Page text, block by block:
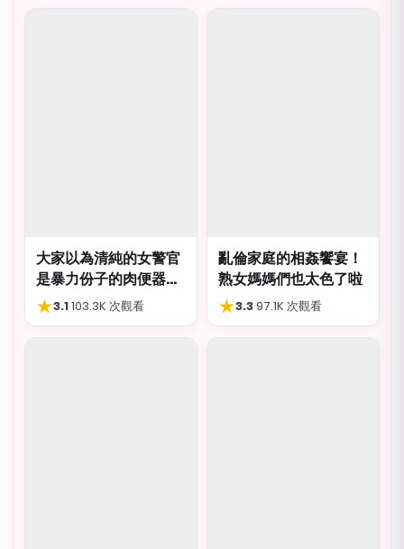
大家以為清純的女警官
是暴力份子的肉便器，
肛交多P都可以
★3.1·103.3K 次觀看
亂倫家庭的相姦饗宴！
熟女媽媽們也太色了啦
★3.3·97.1K 次觀看